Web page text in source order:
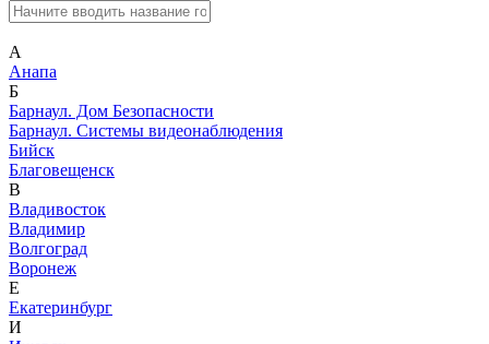
А
Анапа
Б
Барнаул. Дом Безопасности
Барнаул. Системы видеонаблюдения
Бийск
Благовещенск
В
Владивосток
Владимир
Волгоград
Воронеж
Е
Екатеринбург
И